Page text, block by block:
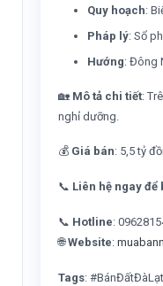
Quy hoạch:
Pháp lý: Sổ
Hướng: Đông
🏡 Mô tả chi tiết:
nghỉ dưỡng.
💰 Giá bán: 5,5 tỷ
📞 Liên hệ ngay để
📞 Hotline:
🌐Website:
Tags: